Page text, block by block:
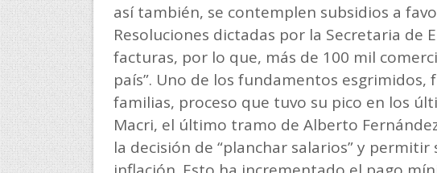
así también, se contemplen subsidios a
Resoluciones dictadas por la Secretaria de
facturas, por lo que, más de 100 mil
país”. Uno de los fundamentos
familias, proceso que tuvo su pico en los
Macri, el último tramo de Alberto
la decisión de “planchar salarios” y permitir